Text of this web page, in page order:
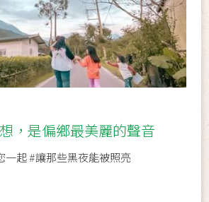
，是偏鄉最美麗的聲音
一起 #讓那些黑夜能被照亮